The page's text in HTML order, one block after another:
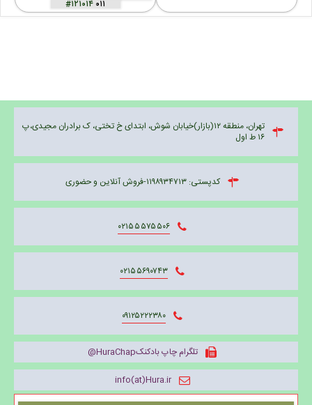
#۱۲۱۰۱۴ ۰۱۱
تهران، منطقه ۱۲(بازار)خیابان شوش، ابتدای خ تختی، ک برادران مجیدی،پ
۱۶ ط اول
کدپستی: ۱۱۹۸۹۳۴۷۱۳-فروش آنلاین و حضوری
۰۲۱۵۵۵۷۵۵۰۶
۰۲۱۵۵۶۹۰۷۴۳
۰۹۱۲۵۲۲۲۳۸۰
تلگرام چاپ بادکنکHuraChap@
info(at)Hura.ir